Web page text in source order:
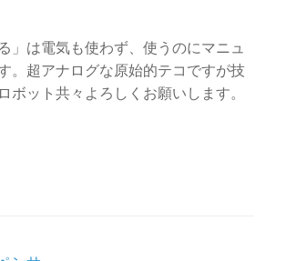
」は電気も使わず、使うのにマニュ
。超アナログな原始的テコですが技
ボット共々よろしくお願いします。